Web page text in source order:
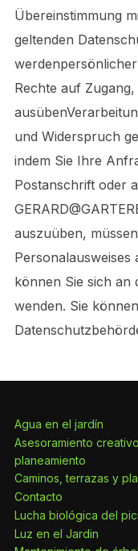
Übereinstimmung
geltenden
Rechte auf
und Widerspruch
indem Sie Ihre
Postanschrift oder
auszuüben,
Personalausweises
können Sie sich an
wenden. Sie
Agua en el jardín
Asesoramiento
planeamiento
Caminos, terrazas y
Contacto
Lucha biológica del
Luz en el Jardin